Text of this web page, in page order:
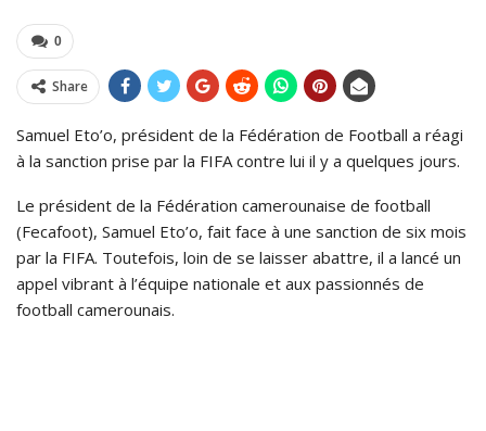
0
Share
Samuel Eto’o, président de la Fédération de Football a réagi
à la sanction prise par la FIFA contre lui il y a quelques jours.
Le président de la Fédération camerounaise de football
(Fecafoot), Samuel Eto’o, fait face à une sanction de six mois
par la FIFA. Toutefois, loin de se laisser abattre, il a lancé un
appel vibrant à l’équipe nationale et aux passionnés de
football camerounais.